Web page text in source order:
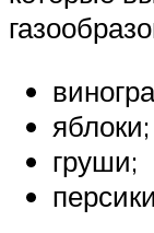
яблоки;
груши;